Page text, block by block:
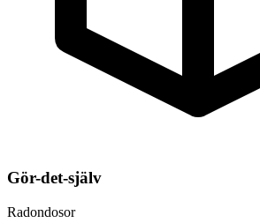
Gör-det-själv
Radondosor